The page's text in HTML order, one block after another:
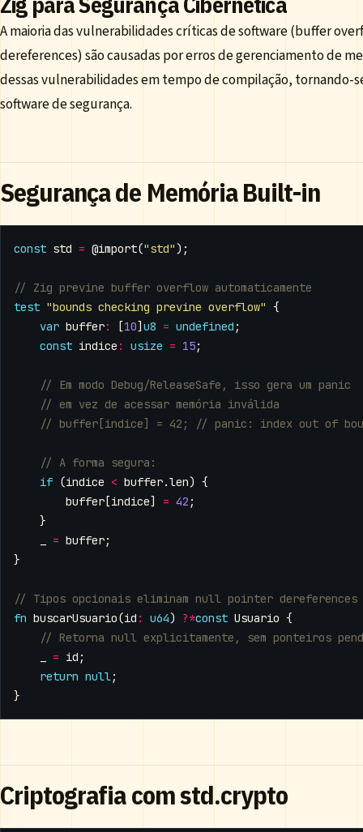
A maioria das vulnerabilidades críticas de software (buffer
dereferences) são causadas por erros de gerenciamento de
dessas vulnerabilidades em tempo de compilação, tornando-
software de segurança.
Segurança de Memória Built-in
const std = @import("std");
test "bounds checking previne overflow" {
var buffer: [10] u8 = undefined ;
const indice : usize = 15;
if (indice < buffer.len) {
buffer [indice] = 42 ;
}
= buffer;
}
fn buscarUsuario(id : u64) ?*const Usuario {
= id ;
return null;
}
Criptografia com std.crypto